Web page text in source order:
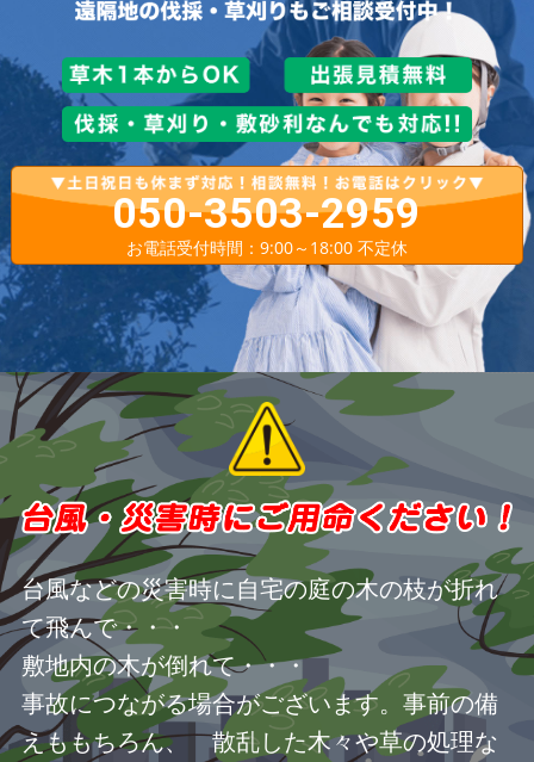
050-3503-2959
お電話受付時間：9:00～18:00 不定休
台風などの災害時に自宅の庭の木の枝が折れ
て飛んで・・・
敷地内の木が倒れて・・・
事故につながる場合がございます。事前の備
えももちろん、 散乱した木々や草の処理な